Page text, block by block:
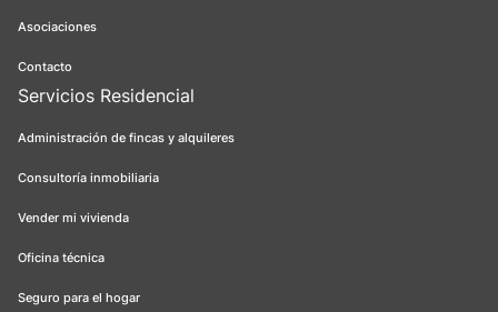
Asociaciones
Contacto
Servicios Residencial
Administración de fincas y alquileres
Consultoría inmobiliaria
Vender mi vivienda
Oficina técnica
Seguro para el hogar